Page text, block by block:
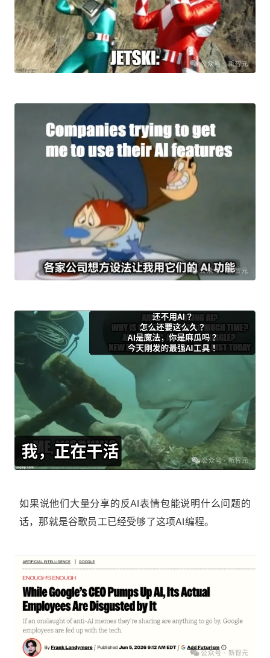
如果说他们大量分享的反AI表情包能说明什么问题的
话，那就是谷歌员工已经受够了这项AI编程。